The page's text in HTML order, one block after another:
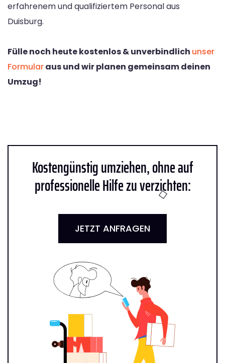
erfahrenem und qualifiziertem Personal aus
Duisburg.
Fülle noch heute kostenlos & unverbindlich unser
Formularaus und wir planen gemeinsam deinen
Umzug!
Kostengünstig umziehen, ohne auf
professionelle Hilfe zu verzichten:
JETZT ANFRAGEN